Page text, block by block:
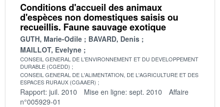
Conditions d'accueil des animaux
d'espèces non domestiques saisis ou
recueillis. Faune sauvage exotique
GUTH, Marie-Odile
BAVARD, Denis
MAILLOT, Evelyne
CONSEIL GENERAL DE L'ENVIRONNEMENT ET DU DEVELOPPEMENT
DURABLE (CGEDD)
CONSEIL GENERAL DE L'ALIMENTATION, DE L'AGRICULTURE ET DES
ESPACES RURAUX (CGAAER)
Rapport: juil. 2010 Mise en ligne: sept. 2010
Affaire
n°005929-01